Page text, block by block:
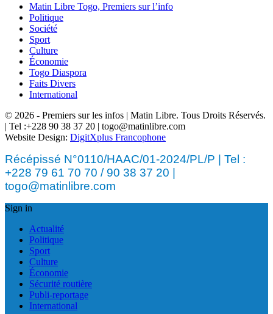
Matin Libre Togo, Premiers sur l’info
Politique
Société
Sport
Culture
Économie
Togo Diaspora
Faits Divers
International
© 2026 - Premiers sur les infos | Matin Libre. Tous Droits Réservés.
| Tel :+228 90 38 37 20 | togo@matinlibre.com
Website Design: DigitXplus Francophone
Récépissé N°0110/HAAC/01-2024/PL/P | Tel :
+228 79 61 70 70 / 90 38 37 20 |
togo@matinlibre.com
Sign in
Actualité
Politique
Sport
Culture
Économie
Sécurité routière
Publi-reportage
International